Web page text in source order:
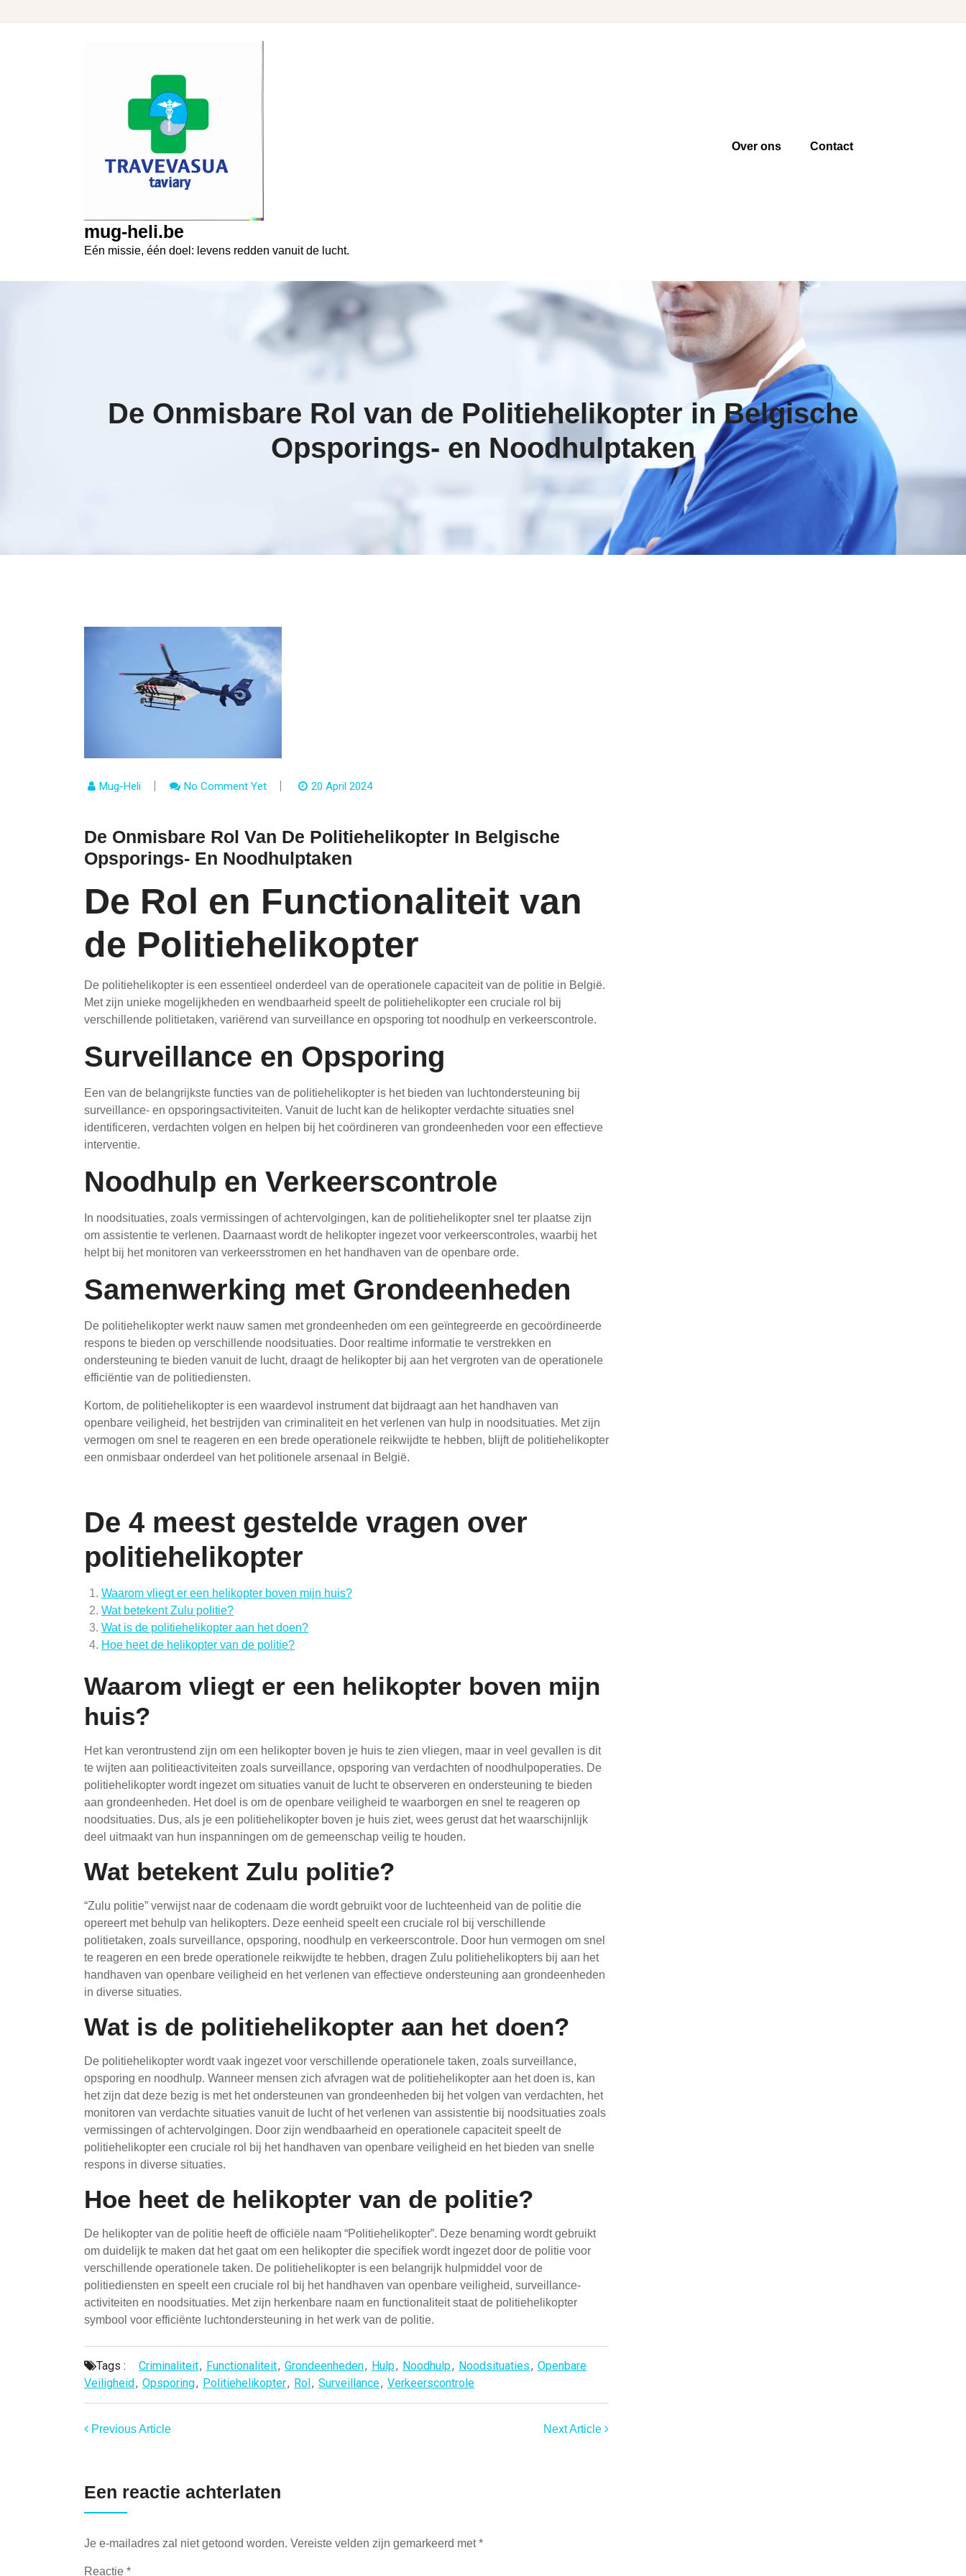
mug-heli.be
Eén missie, één doel: levens redden vanuit de lucht.
Over ons Contact
De Onmisbare Rol van de Politiehelikopter in Belgische
Opsporings- en Noodhulptaken
Mug-Heli No Comment Yet 20 April 2024
De Onmisbare Rol Van De Politiehelikopter In Belgische
Opsporings- En Noodhulptaken
De Rol en Functionaliteit van
de Politiehelikopter
De politiehelikopter is een essentieel onderdeel van de operationele capaciteit van de politie in België.
Met zijn unieke mogelijkheden en wendbaarheid speelt de politiehelikopter een cruciale rol bij
verschillende politietaken, variërend van surveillance en opsporing tot noodhulp en verkeerscontrole.
Surveillance en Opsporing
Een van de belangrijkste functies van de politiehelikopter is het bieden van luchtondersteuning bij
surveillance- en opsporingsactiviteiten. Vanuit de lucht kan de helikopter verdachte situaties snel
identificeren, verdachten volgen en helpen bij het coördineren van grondeenheden voor een effectieve
interventie.
Noodhulp en Verkeerscontrole
In noodsituaties, zoals vermissingen of achtervolgingen, kan de politiehelikopter snel ter plaatse zijn
om assistentie te verlenen. Daarnaast wordt de helikopter ingezet voor verkeerscontroles, waarbij het
helpt bij het monitoren van verkeersstromen en het handhaven van de openbare orde.
Samenwerking met Grondeenheden
De politiehelikopter werkt nauw samen met grondeenheden om een geïntegreerde en gecoördineerde
respons te bieden op verschillende noodsituaties. Door realtime informatie te verstrekken en
ondersteuning te bieden vanuit de lucht, draagt de helikopter bij aan het vergroten van de operationele
efficiëntie van de politiediensten.
Kortom, de politiehelikopter is een waardevol instrument dat bijdraagt aan het handhaven van
openbare veiligheid, het bestrijden van criminaliteit en het verlenen van hulp in noodsituaties. Met zijn
vermogen om snel te reageren en een brede operationele reikwijdte te hebben, blijft de politiehelikopter
een onmisbaar onderdeel van het politionele arsenaal in België.
De 4 meest gestelde vragen over
politiehelikopter
Waarom vliegt er een helikopter boven mijn huis?
Wat betekent Zulu politie?
Wat is de politiehelikopter aan het doen?
Hoe heet de helikopter van de politie?
Waarom vliegt er een helikopter boven mijn
huis?
Het kan verontrustend zijn om een helikopter boven je huis te zien vliegen, maar in veel gevallen is dit
te wijten aan politieactiviteiten zoals surveillance, opsporing van verdachten of noodhulpoperaties. De
politiehelikopter wordt ingezet om situaties vanuit de lucht te observeren en ondersteuning te bieden
aan grondeenheden. Het doel is om de openbare veiligheid te waarborgen en snel te reageren op
noodsituaties. Dus, als je een politiehelikopter boven je huis ziet, wees gerust dat het waarschijnlijk
deel uitmaakt van hun inspanningen om de gemeenschap veilig te houden.
Wat betekent Zulu politie?
“Zulu politie” verwijst naar de codenaam die wordt gebruikt voor de luchteenheid van de politie die
opereert met behulp van helikopters. Deze eenheid speelt een cruciale rol bij verschillende
politietaken, zoals surveillance, opsporing, noodhulp en verkeerscontrole. Door hun vermogen om snel
te reageren en een brede operationele reikwijdte te hebben, dragen Zulu politiehelikopters bij aan het
handhaven van openbare veiligheid en het verlenen van effectieve ondersteuning aan grondeenheden
in diverse situaties.
Wat is de politiehelikopter aan het doen?
De politiehelikopter wordt vaak ingezet voor verschillende operationele taken, zoals surveillance,
opsporing en noodhulp. Wanneer mensen zich afvragen wat de politiehelikopter aan het doen is, kan
het zijn dat deze bezig is met het ondersteunen van grondeenheden bij het volgen van verdachten, het
monitoren van verdachte situaties vanuit de lucht of het verlenen van assistentie bij noodsituaties zoals
vermissingen of achtervolgingen. Door zijn wendbaarheid en operationele capaciteit speelt de
politiehelikopter een cruciale rol bij het handhaven van openbare veiligheid en het bieden van snelle
respons in diverse situaties.
Hoe heet de helikopter van de politie?
De helikopter van de politie heeft de officiële naam “Politiehelikopter”. Deze benaming wordt gebruikt
om duidelijk te maken dat het gaat om een helikopter die specifiek wordt ingezet door de politie voor
verschillende operationele taken. De politiehelikopter is een belangrijk hulpmiddel voor de
politiediensten en speelt een cruciale rol bij het handhaven van openbare veiligheid, surveillance-
activiteiten en noodsituaties. Met zijn herkenbare naam en functionaliteit staat de politiehelikopter
symbool voor efficiënte luchtondersteuning in het werk van de politie.
Tags : Criminaliteit, Functionaliteit, Grondeenheden, Hulp, Noodhulp, Noodsituaties, Openbare
Veiligheid, Opsporing, Politiehelikopter, Rol, Surveillance, Verkeerscontrole
Previous Article Next Article
Een reactie achterlaten
Je e-mailadres zal niet getoond worden. Vereiste velden zijn gemarkeerd met*
Reactie *